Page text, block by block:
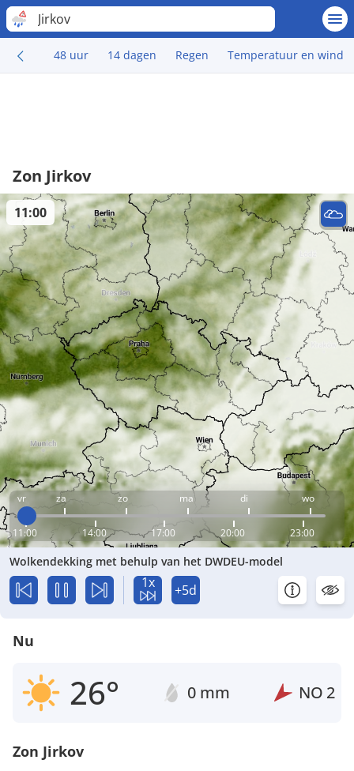
Jirkov
48 uur 14 dagen Regen Temperatuur en wind
Zon Jirkov
vr za zo ma di wo
11:00 14:00 17:00 20:00 23:00
11:00
Wolkendekking met behulp van het DWDEU-model
1x +5d
Nu
26° 0 mm NO 2
Zon Jirkov